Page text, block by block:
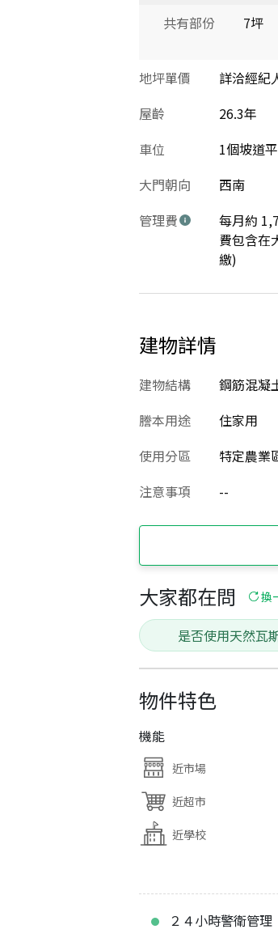
共有部份
7坪
地坪單價 詳洽經紀
屋齡
26.3年
車位
1個坡道
大門朝向
西南
管理費
每月約
費包含在
繳)
建物詳情
建物結構 鋼筋混凝
謄本用途
住家用
使用分區
特定農業
注意事項
--
大家都在問 換
是否使用天然瓦
物件特色
機能
近市場
近超市
近學校
２４小時警衛管理